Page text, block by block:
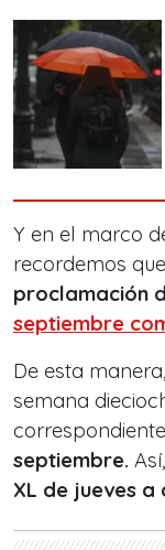
Y en el marco
recordemos
proclamación
septiembre
De esta
semana
septiembre.
XL de jueves a